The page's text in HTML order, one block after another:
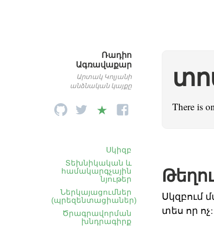
Ռադիո
Ագռավաքար
Արտակ Կոլյանի
անձնական կայքը
Սկիզբ
Տեխնիկական և
համակարգչային
նյութեր
Ներկայացումներ
(պրեզենտացիաներ)
Ծրագրավորման
խնդրագիրք
There is
Սկզբում
տես որ ոչ: